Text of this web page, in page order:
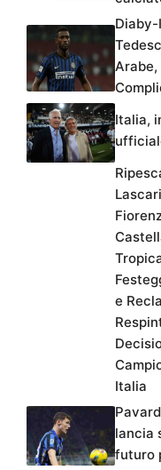
Italia,
e
Italia
lancia
futuro